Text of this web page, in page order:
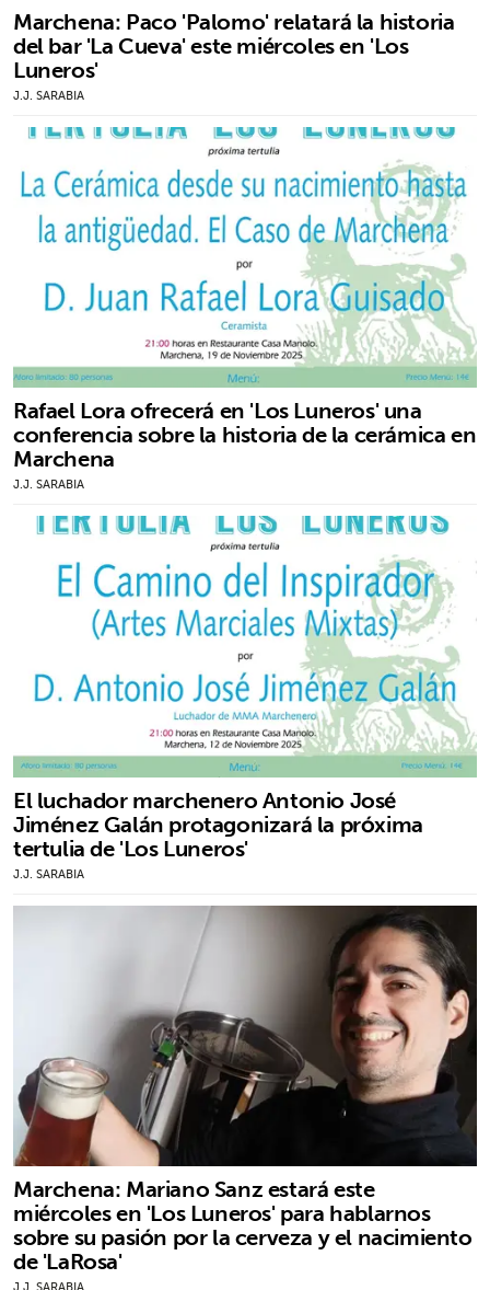
Marchena: Paco 'Palomo' relatará la historia
del bar 'La Cueva' este miércoles en 'Los
Luneros'
J.J. SARABIA
Rafael Lora ofrecerá en 'Los Luneros' una
conferencia sobre la historia de la cerámica en
Marchena
J.J. SARABIA
El luchador marchenero Antonio José
Jiménez Galán protagonizará la próxima
tertulia de 'Los Luneros'
J.J. SARABIA
Marchena: Mariano Sanz estará este
miércoles en 'Los Luneros' para hablarnos
sobre su pasión por la cerveza y el nacimiento
de 'LaRosa'